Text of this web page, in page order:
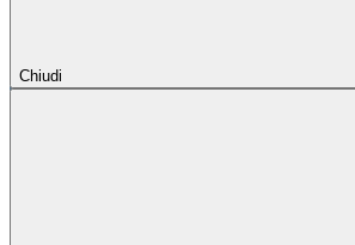
Chiudi